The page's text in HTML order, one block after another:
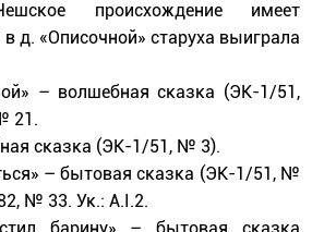
происхождение имеет
д. «Описочной» старуха выиграла
– волшебная сказка (ЭК-1/51,
21.
сказка (ЭК-1/51, № 3).
– бытовая сказка (ЭК-1/51, №
№ 33. Ук.: А.I.2.